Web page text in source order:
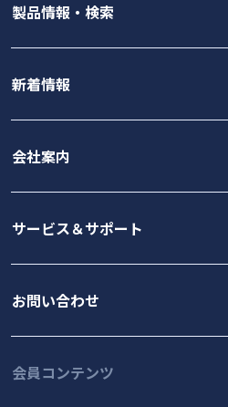
製品情報・検索
新着情報
会社案内
サービス＆サポート
お問い合わせ
会員コンテンツ